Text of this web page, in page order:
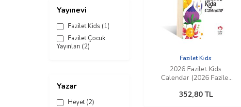
Yayınevi
Fazilet Kids (1)
Fazilet Çocuk
Yayınları (2)
Yazar
Heyet(2)
Fazilet Kids
2026 Fazilet Kids
Calendar (2026 Fazilet
(İngilizce)
352,80TL